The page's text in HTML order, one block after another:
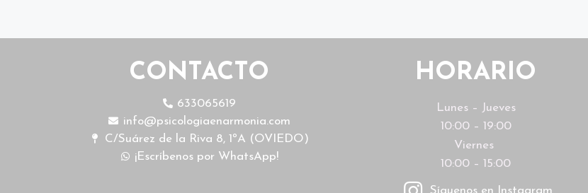
CONTACTO
633065619
info@psicologiaenarmonia.com
C/Suárez de la Riva 8, 1ºA (OVIEDO)
¡Escríbenos por WhatsApp!
HORARIO
Lunes – Jueves
10:00 – 19:00
Viernes
10:00 – 15:00